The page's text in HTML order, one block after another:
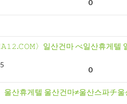
0
일산건마 べ일산휴게텔
0
산휴게텔 울산건마≠울산스파チ울